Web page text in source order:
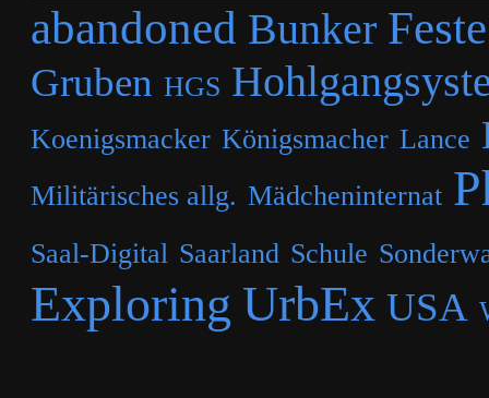
abandoned Bunker Feste
Gruben HGS
Koenigsmacker Königsmacher Lance
Militärisches allg. Mädcheninternat
Saal-Digital Saarland Schule
Exploring UrbEx USA